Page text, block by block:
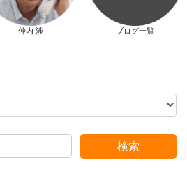
仲内 渉 ブログ一覧
検索